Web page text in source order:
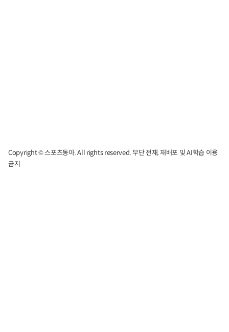
Copyright © 스포츠동아. All rights reserved. 무단 전재, 재배포 및 AI학습 이용
금지